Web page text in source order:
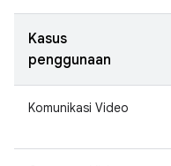
Kasus
penggunaan
Komunikasi Video